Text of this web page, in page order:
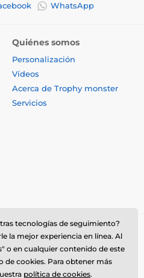
WhatsApp
Quiénes somos
Personalización
Vídeos
Acerca de Trophy monster
Servicios
tecnologías de seguimiento?
la mejor experiencia en línea. Al
o en cualquier contenido de este
de cookies. Para obtener más
política de cookies.